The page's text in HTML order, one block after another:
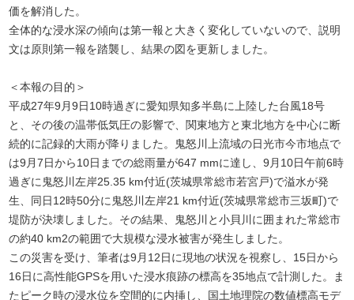
価を解消した。
全体的な浸水深の傾向は第一報と大きく変化していないので、説明
文は原則第一報を踏襲し、結果の図を更新しました。
＜本報の目的＞
平成27年9月9日10時過ぎに愛知県知多半島に上陸した台風18号
と、その後の温帯低気圧の影響で、関東地方と東北地方を中心に断
続的に記録的大雨が降りました。鬼怒川上流域の日光市今市地点で
は9月7日から10日までの総雨量が647 mmに達し、9月10日午前6時
過ぎに鬼怒川左岸25.35 km付近(茨城県常総市若宮戸)で溢水が発
生、同日12時50分に鬼怒川左岸21 km付近(茨城県常総市三坂町)で
堤防が決壊しました。その結果、鬼怒川と小貝川に囲まれた常総市
の約40 km2の範囲で大規模な浸水被害が発生しました。
この災害を受け、筆者は9月12日に現地の状況を視察し、15日から
16日に高性能GPSを用いた浸水痕跡の標高を35地点で計測した。ま
たピーク時の浸水位を空間的に内挿し、国土地理院の数値標高モデ